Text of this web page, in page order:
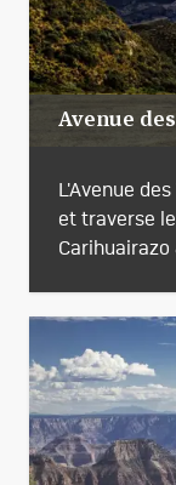
Avenue
L'Avenue
et traverse
Carihuairazo